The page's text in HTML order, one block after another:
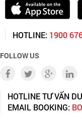
HOTLINE: 1900
FOLLOW US
HOTLINE TƯ VẤN
EMAIL BOOKING: